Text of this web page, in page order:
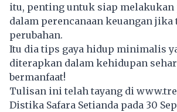
itu, penting untuk siap melakukan
dalam perencanaan keuangan jika
perubahan.
Itu dia tips gaya hidup minimalis
diterapkan dalam kehidupan
bermanfaat!
Tulisan ini telah tayang di
Distika Safara Setianda pada 30